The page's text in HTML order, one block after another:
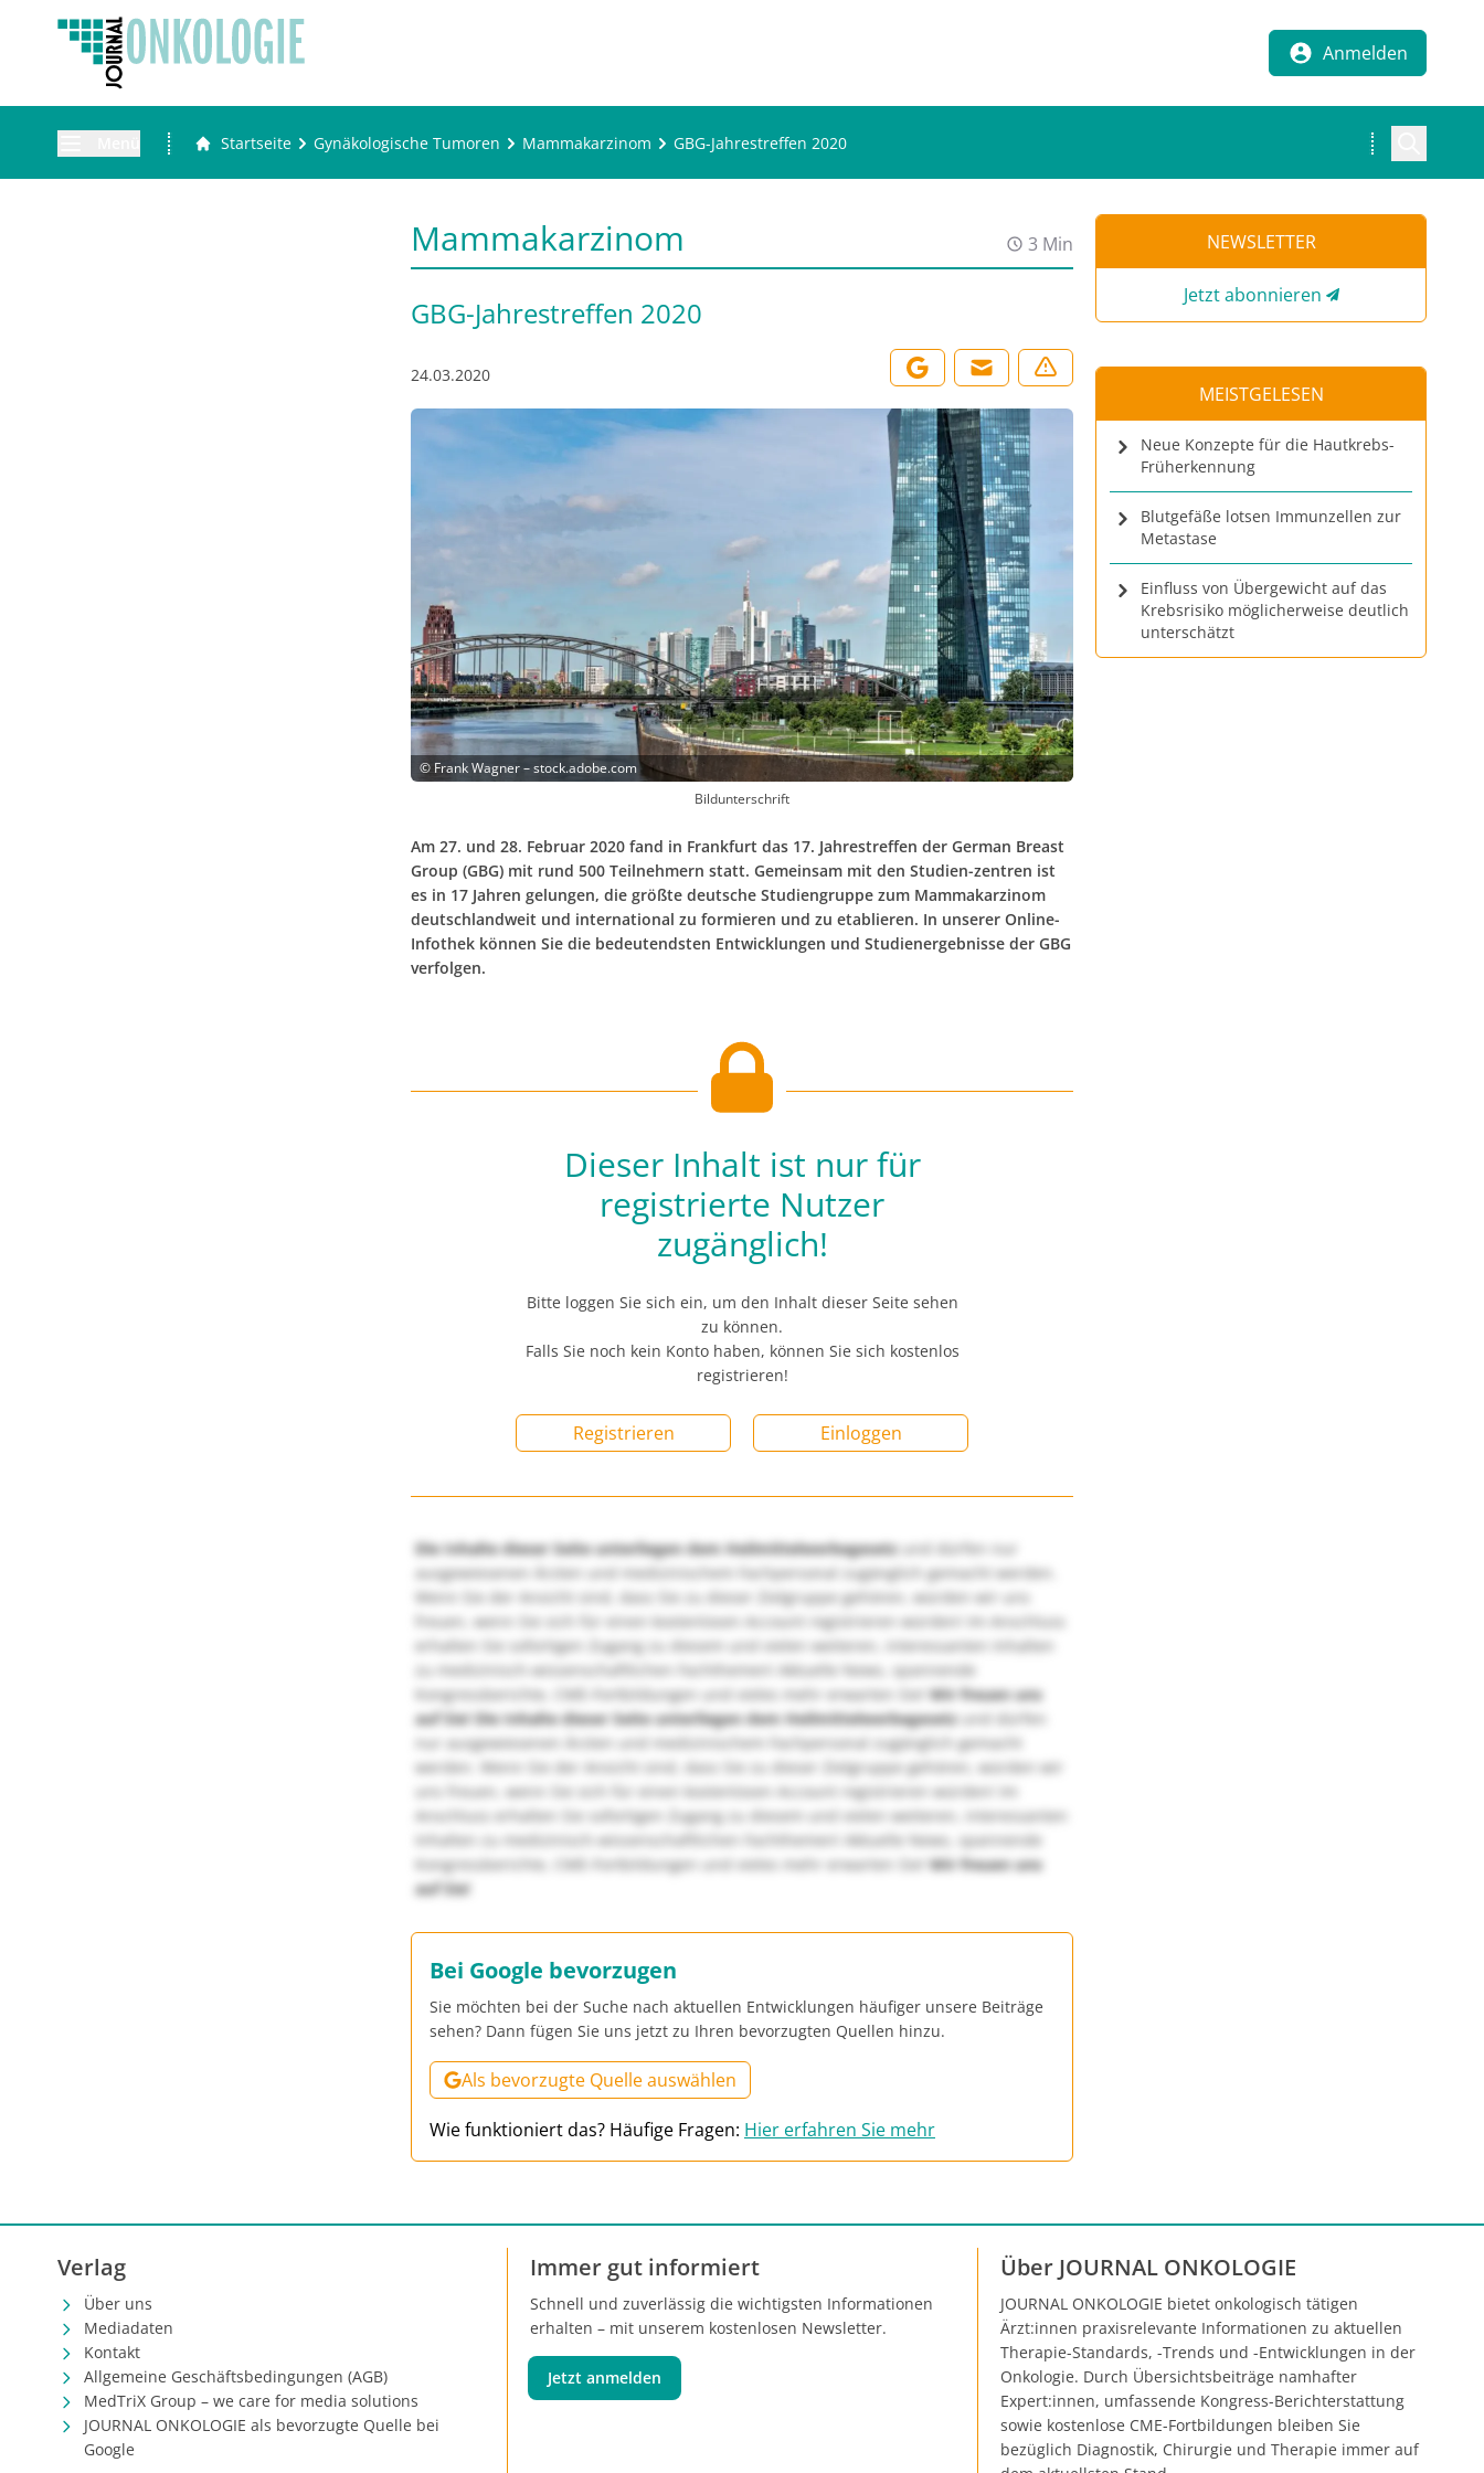
Anmelden
Startseite Gynäkologische Tumoren Mammakarzinom GBG-Jahrestreffen 2020
Mammakarzinom 3 Min
GBG-Jahrestreffen 2020
24.03.2020
© Frank Wagner – stock.adobe.com
Bildunterschrift
Am 27. und 28. Februar 2020 fand in Frankfurt das 17. Jahrestreffen der German Breast
Group (GBG) mit rund 500 Teilnehmern statt. Gemeinsam mit den Studien-zentren ist
es in 17 Jahren gelungen, die größte deutsche Studiengruppe zum Mammakarzinom
deutschlandweit und international zu formieren und zu etablieren. In unserer Online-
Infothek können Sie die bedeutendsten Entwicklungen und Studienergebnisse der GBG
verfolgen.
Dieser Inhalt ist nur für
registrierte Nutzer
zugänglich!
Bitte loggen Sie sich ein, um den Inhalt dieser Seite sehen
zu können.
Falls Sie noch kein Konto haben, können Sie sich kostenlos
registrieren!
Registrieren Einloggen
Die Inhalte dieser Seite unterliegen dem Heilmittelwerbegesetzund dürfen nur
ausgewiesenen Ärzten und medizinischem Fachpersonal zugänglich gemacht werden.
Wenn Sie der Ansicht sind, dass Sie zu dieser Zielgruppe gehören, würden wir uns
freuen, wenn Sie sich für einen kostenlosen Account registrieren würden! Im Anschluss
erhalten Sie sofortigen Zugang zu diesem und vielen weiteren, interessanten Inhalten
zu medizinisch-wissenschaftlichen Fachthemen! Aktuelle News, spannende
Kongressberichte, CME-Fortbildungen und vieles mehr erwarten Sie!Wir freuen uns
auf Sie! Die Inhalte dieser Seite unterliegen dem Heilmittelwerbegesetzund dürfen
nur ausgewiesenen Ärzten und medizinischem Fachpersonal zugänglich gemacht
werden. Wenn Sie der Ansicht sind, dass Sie zu dieser Zielgruppe gehören, würden wir
uns freuen, wenn Sie sich für einen kostenlosen Account registrieren würden! Im
Anschluss erhalten Sie sofortigen Zugang zu diesem und vielen weiteren, interessanten
Inhalten zu medizinisch-wissenschaftlichen Fachthemen! Aktuelle News, spannende
Kongressberichte, CME-Fortbildungen und vieles mehr erwarten Sie! Wir freuen uns
auf Sie!
Bei Google bevorzugen
Sie möchten bei der Suche nach aktuellen Entwicklungen häufiger unsere Beiträge
sehen? Dann fügen Sie uns jetzt zu Ihren bevorzugten Quellen hinzu.
Als bevorzugte Quelle auswählen
Wie funktioniert das? Häufige Fragen: Hier erfahren Sie mehr
NEWSLETTER
Jetzt abonnieren
MEISTGELESEN
Neue Konzepte für die Hautkrebs-
Früherkennung
Blutgefäße lotsen Immunzellen zur
Metastase
Einfluss von Übergewicht auf das
Krebsrisiko möglicherweise deutlich
unterschätzt
Verlag
Über uns
Mediadaten
Kontakt
Allgemeine Geschäftsbedingungen (AGB)
MedTriX Group – we care for media solutions
JOURNAL ONKOLOGIE als bevorzugte Quelle bei
Google
Immer gut informiert
Schnell und zuverlässig die wichtigsten Informationen
erhalten – mit unserem kostenlosen Newsletter.
Jetzt anmelden
Über JOURNAL ONKOLOGIE
JOURNAL ONKOLOGIE bietet onkologisch tätigen
Ärzt:innen praxisrelevante Informationen zu aktuellen
Therapie-Standards, -Trends und -Entwicklungen in der
Onkologie. Durch Übersichtsbeiträge namhafter
Expert:innen, umfassende Kongress-Berichterstattung
sowie kostenlose CME-Fortbildungen bleiben Sie
bezüglich Diagnostik, Chirurgie und Therapie immer auf